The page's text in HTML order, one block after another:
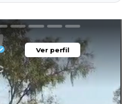
Ver perfil
Ver perfil